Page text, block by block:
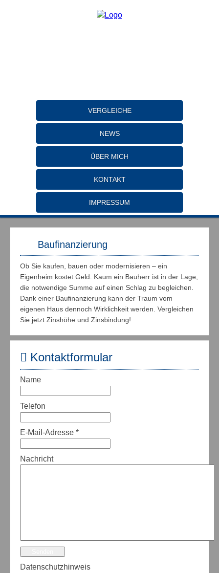
VERGLEICHE
NEWS
ÜBER MICH
KONTAKT
IMPRESSUM
Baufinanzierung
Ob Sie kaufen, bauen oder modernisieren – ein
Eigenheim kostet Geld. Kaum ein Bauherr ist in der Lage,
die notwendige Summe auf einen Schlag zu begleichen.
Dank einer Baufinanzierung kann der Traum vom
eigenen Haus dennoch Wirklichkeit werden. Vergleichen
Sie jetzt Zinshöhe und Zinsbindung!
Kontaktformular
Name
Telefon
E-Mail-Adresse *
Nachricht
Datenschutzhinweis